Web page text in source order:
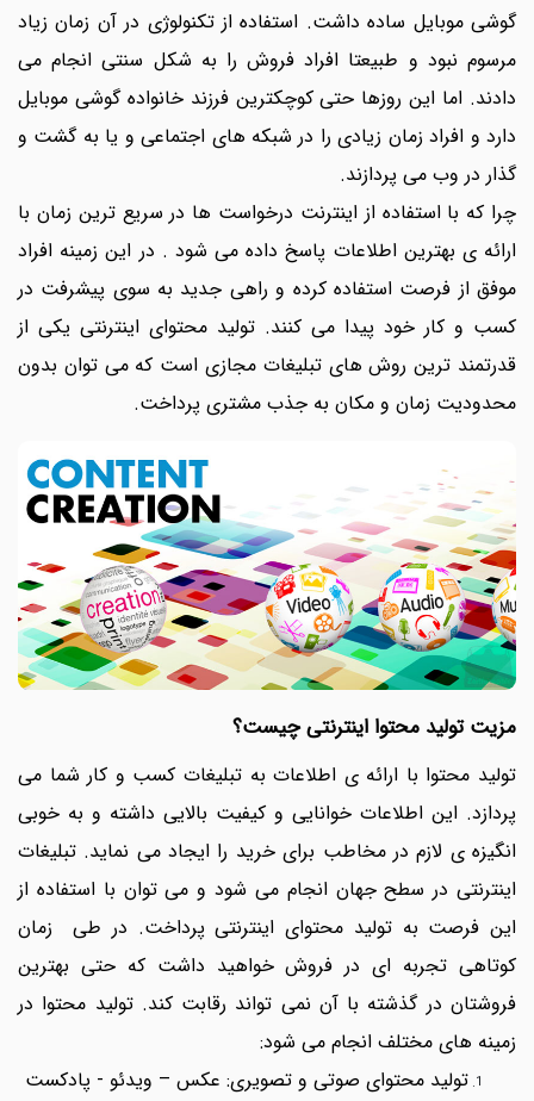
گوشی موبایل ساده داشت. استفاده از تکنولوژی در آن زمان زیاد
مرسوم نبود و طبیعتا افراد فروش را به شکل سنتی انجام می
دادند. اما این روزها حتی کوچکترین فرزند خانواده گوشی موبایل
دارد و افراد زمان زیادی را در شبکه های اجتماعی و یا به گشت و
گذار در وب می پردازند.
چرا که با استفاده از اینترنت درخواست ها در سریع ترین زمان با
ارائه ی بهترین اطلاعات پاسخ داده می شود . در این زمینه افراد
موفق از فرصت استفاده کرده و راهی جدید به سوی پیشرفت در
کسب و کار خود پیدا می کنند. تولید محتوای اینترنتی یکی از
قدرتمند ترین روش های تبلیغات مجازی است که می توان بدون
محدودیت زمان و مکان به جذب مشتری پرداخت.
مزیت تولید محتوا اینترنتی چیست؟
تولید محتوا با ارائه ی اطلاعات به تبلیغات کسب و کار شما می
پردازد. این اطلاعات خوانایی و کیفیت بالایی داشته و به خوبی
انگیزه ی لازم در مخاطب برای خرید را ایجاد می نماید. تبلیغات
اینترنتی در سطح جهان انجام می شود و می توان با استفاده از
این فرصت به تولید محتوای اینترنتی پرداخت. در طی زمان
کوتاهی تجربه ای در فروش خواهید داشت که حتی بهترین
فروشتان در گذشته با آن نمی تواند رقابت کند. تولید محتوا در
زمینه های مختلف انجام می شود:
تولید محتوای صوتی و تصویری: عکس – ویدئو - پادکست